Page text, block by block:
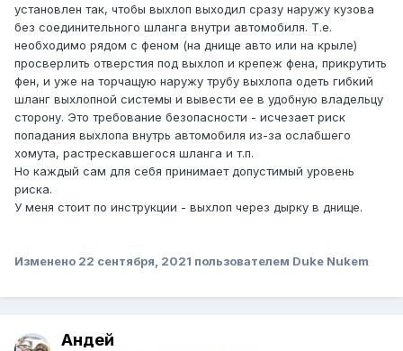
установлен так, чтобы выхлоп выходил сразу наружу кузова
без соединительного шланга внутри автомобиля. Т.е.
необходимо рядом с феном (на днище авто или на крыле)
просверлить отверстия под выхлоп и крепеж фена, прикрутить
фен, и уже на торчащую наружу трубу выхлопа одеть гибкий
шланг выхлопной системы и вывести ее в удобную владельцу
сторону. Это требование безопасности - исчезает риск
попадания выхлопа внутрь автомобиля из-за ослабшего
хомута, растрескавшегося шланга и т.п.
Но каждый сам для себя принимает допустимый уровень
риска.
У меня стоит по инструкции - выхлоп через дырку в днище.
Изменено 22 сентября, 2021 пользователем Duke Nukem
Андей